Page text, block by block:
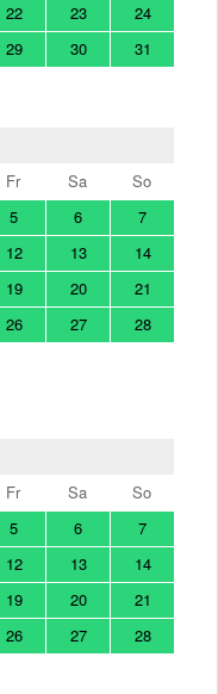
22 23
24
29 30 31
Fr Sa
So
5 6
7
12 13
14
19 20
21
26 27 28
Fr Sa
So
5 6
7
12 13
14
19 20
21
26 27
28